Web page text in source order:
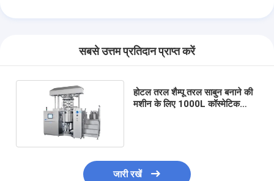
सबसे उत्तम प्रतिदान प्राप्त करें
होटल तरल शैम्पू तरल साबुन बनाने की
मशीन के लिए 1000L कॉस्मेटिक
जारी रखें